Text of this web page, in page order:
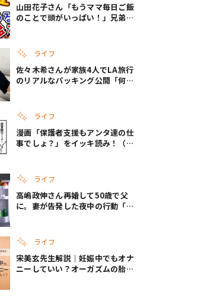
山田花子さん「もうママ毎日ご飯
のことで頭がいっぱい！」兄弟夏
ライフ
佐々木希さんが家族4人でLA旅行
のリアルなパッキング公開「何が
ライフ
漫画「保護者支援もアンタ達の仕
事でしょ？」をイッキ読み！（右
ライフ
高嶋政伸さん再婚して50歳で父
に。妻が告発した夜中の行動「こ
ライフ
宋美玄先生解説｜妊娠中でもオナ
ニーしていい？オーガズムの胎児